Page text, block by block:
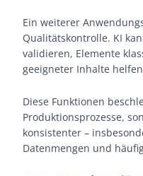
Ein weiterer
Qualitätskontrolle. KI
validieren, Elemente
geeigneter Inhalte
Diese Funktionen
Produktionsprozesse,
konsistenter –
Datenmengen und